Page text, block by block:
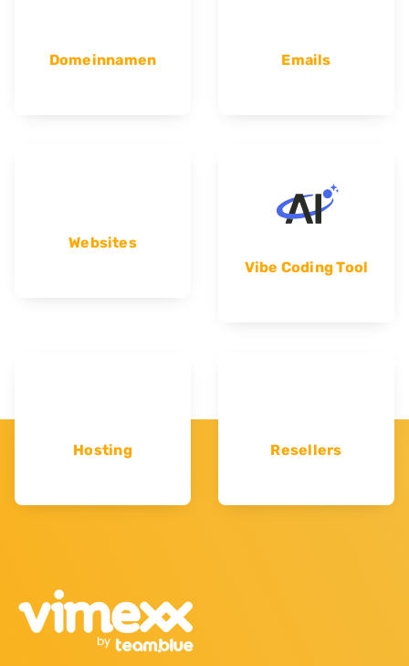
Domeinnamen Emails
Websites
Vibe Coding Tool
Hosting Resellers